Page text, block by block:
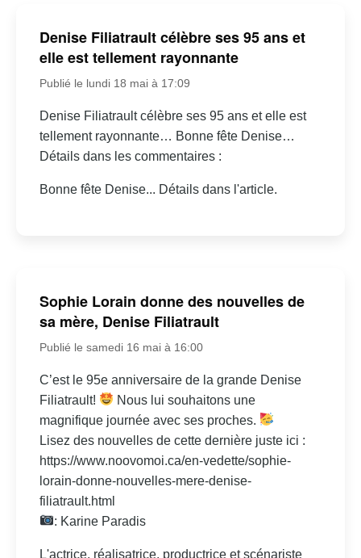
Denise Filiatrault célèbre ses 95 ans et
elle est tellement rayonnante
Publié le lundi 18 mai à 17:09
Denise Filiatrault célèbre ses 95 ans et elle est
tellement rayonnante… Bonne fête Denise…
Détails dans les commentaires :
Bonne fête Denise... Détails dans l'article.
Sophie Lorain donne des nouvelles de
sa mère, Denise Filiatrault
Publié le samedi 16 mai à 16:00
C’est le 95e anniversaire de la grande Denise
Filiatrault!
Nous lui souhaitons une
magnifique journée avec ses proches.
Lisez des nouvelles de cette dernière juste ici :
https://www.noovomoi.ca/en-vedette/sophie-
lorain-donne-nouvelles-mere-denise-
filiatrault.html
: Karine Paradis
L'actrice, réalisatrice, productrice et scénariste